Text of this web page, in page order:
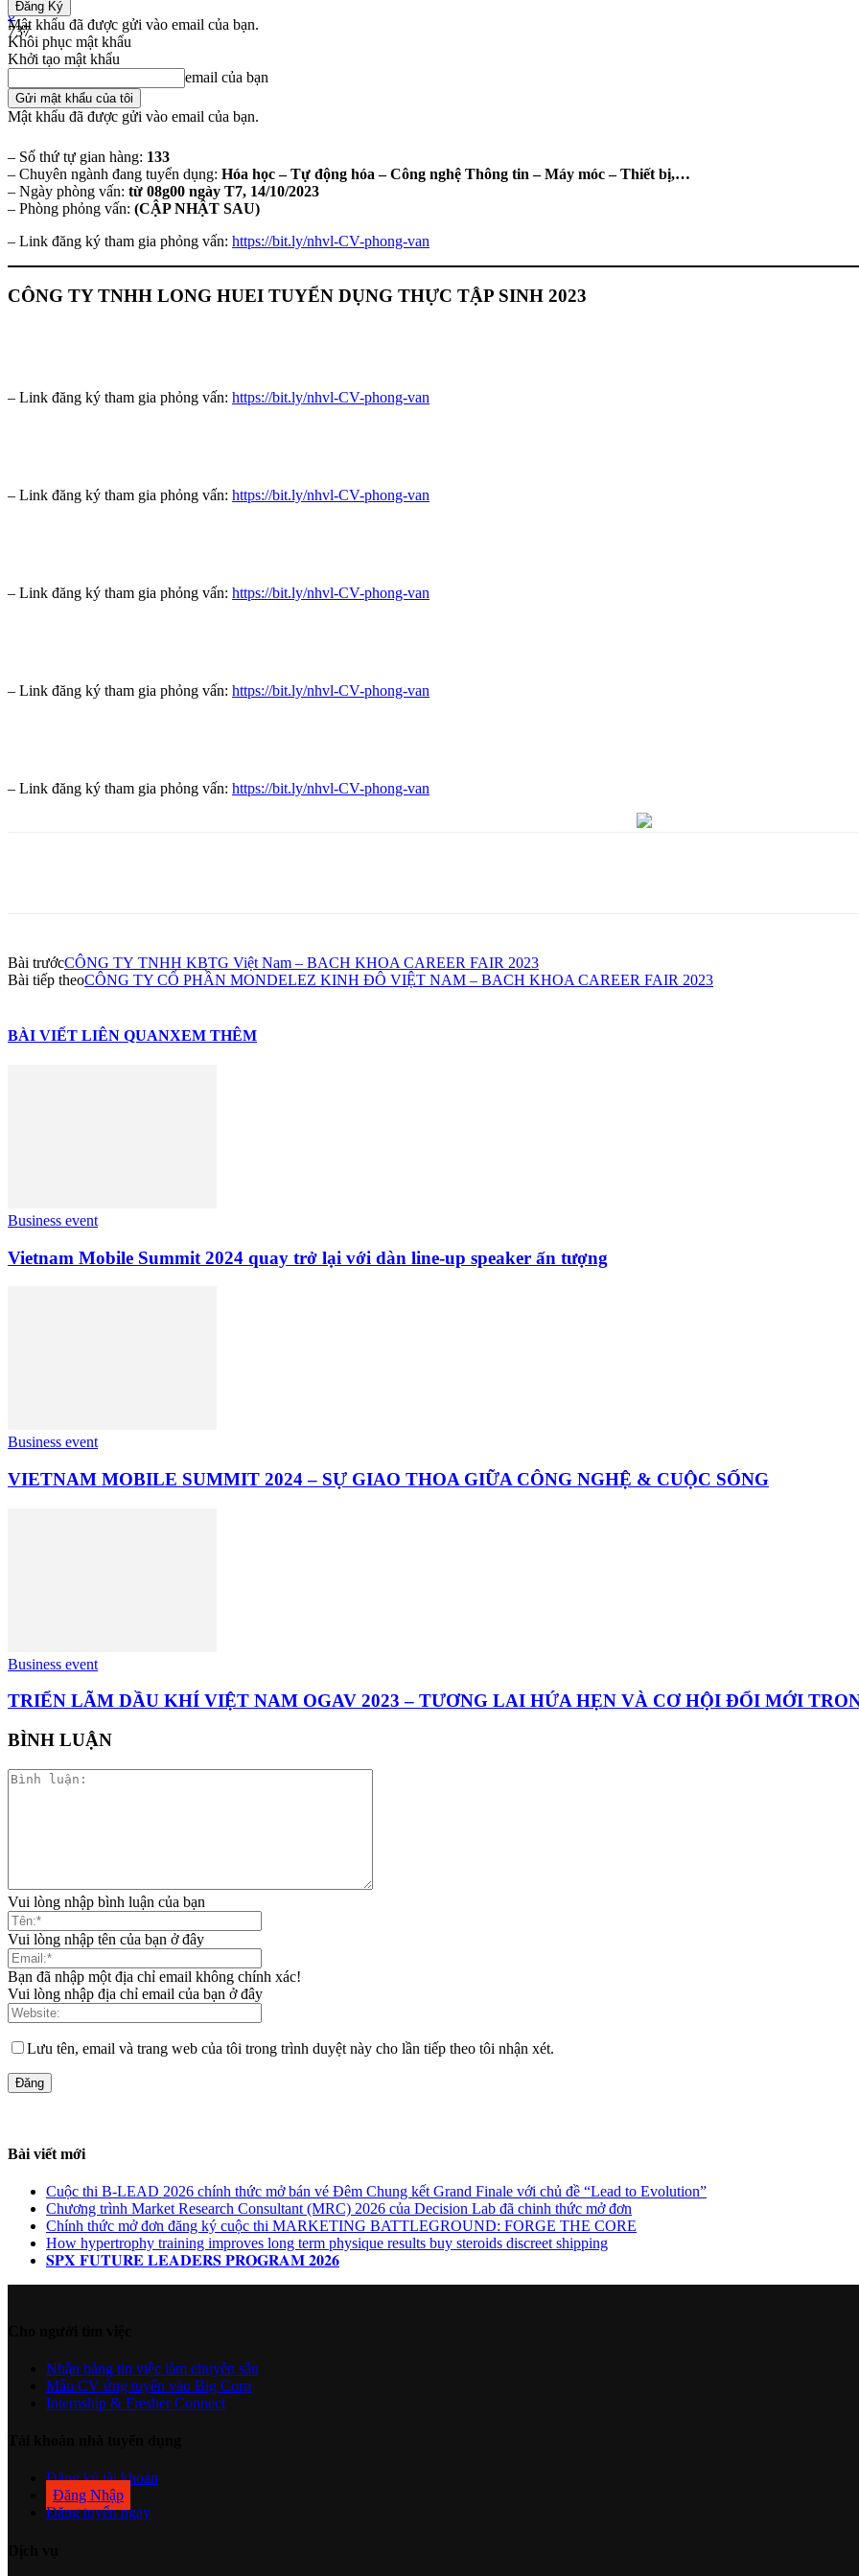
Mật khẩu đã được gửi vào email của bạn.
Khôi phục mật khẩu
Khởi tạo mật khẩu
email của bạn
Mật khẩu đã được gửi vào email của bạn.
0
737
Share
– Số thứ tự gian hàng: 133
– Chuyên ngành đang tuyển dụng: Hóa học – Tự động hóa – Công nghệ Thông tin – Máy móc – Thiết bị,…
– Ngày phòng vấn: từ 08g00 ngày T7, 14/10/2023
– Phòng phỏng vấn: (CẬP NHẬT SAU)
– Link đăng ký tham gia phỏng vấn: https://bit.ly/nhvl-CV-phong-van
CÔNG TY TNHH LONG HUEI TUYỂN DỤNG THỰC TẬP SINH 2023
– Link đăng ký tham gia phỏng vấn: https://bit.ly/nhvl-CV-phong-van
– Link đăng ký tham gia phỏng vấn: https://bit.ly/nhvl-CV-phong-van
– Link đăng ký tham gia phỏng vấn: https://bit.ly/nhvl-CV-phong-van
– Link đăng ký tham gia phỏng vấn: https://bit.ly/nhvl-CV-phong-van
– Link đăng ký tham gia phỏng vấn: https://bit.ly/nhvl-CV-phong-van
Bài trướcCÔNG TY TNHH KBTG Việt Nam – BACH KHOA CAREER FAIR 2023
Bài tiếp theoCÔNG TY CỔ PHẦN MONDELEZ KINH ĐÔ VIỆT NAM – BACH KHOA CAREER FAIR 2023
BÀI VIẾT LIÊN QUANXEM THÊM
Business event
Vietnam Mobile Summit 2024 quay trở lại với dàn line-up speaker ấn tượng
Business event
VIETNAM MOBILE SUMMIT 2024 – SỰ GIAO THOA GIỮA CÔNG NGHỆ & CUỘC SỐNG
Business event
TRIỂN LÃM DẦU KHÍ VIỆT NAM OGAV 2023 – TƯƠNG LAI HỨA HẸN VÀ CƠ HỘI ĐỔI MỚI
BÌNH LUẬN
Vui lòng nhập bình luận của bạn
Vui lòng nhập tên của bạn ở đây
Bạn đã nhập một địa chỉ email không chính xác!
Vui lòng nhập địa chỉ email của bạn ở đây
Lưu tên, email và trang web của tôi trong trình duyệt này cho lần tiếp theo tôi nhận xét.
Bài viết mới
Cuộc thi B-LEAD 2026 chính thức mở bán vé Đêm Chung kết Grand Finale với chủ đề “Lead to Evolution”
Chương trình Market Research Consultant (MRC) 2026 của Decision Lab đã chinh thức mở đơn
Chính thức mở đơn đăng ký cuộc thi MARKETING BATTLEGROUND: FORGE THE CORE
How hypertrophy training improves long term physique results buy steroids discreet shipping
𝐒𝐏𝐗 𝐅𝐔𝐓𝐔𝐑𝐄 𝐋𝐄𝐀𝐃𝐄𝐑𝐒 𝐏𝐑𝐎𝐆𝐑𝐀𝐌 𝟐𝟎𝟐𝟔
Nhận bảng tin việc làm chuyên sâu
Mẫu CV ứng tuyển vào Big Corp
Internship & Fresher Connect
Đăng ký tài khoản
Đăng Nhập
Đăng tuyển ngay